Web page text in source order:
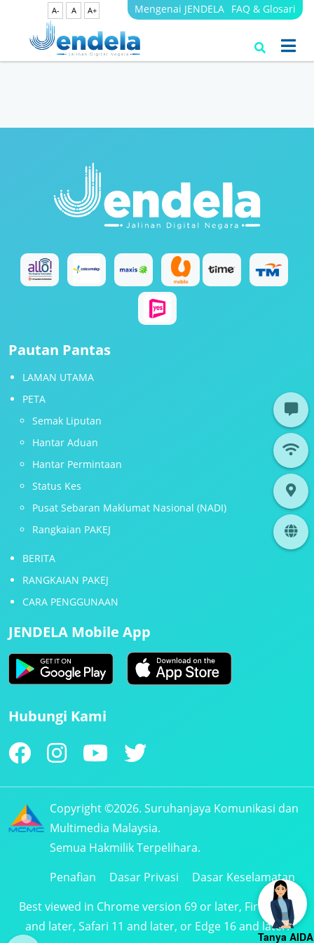
A- A A+ Mengenai JENDELA FAQ & Glosari
Search Results
Pautan Pantas
LAMAN UTAMA
PETA
Semak Liputan
Hantar Aduan
Hantar Permintaan
Status Kes
Pusat Sebaran Maklumat Nasional (NADI)
Rangkaian PAKEJ
BERITA
RANGKAIAN PAKEJ
CARA PENGGUNAAN
JENDELA Mobile App
Hubungi Kami
Copyright ©2026. Suruhanjaya Komunikasi dan
Multimedia Malaysia.
Semua Hakmilik Terpelihara.
Penafian
Dasar Privasi
Dasar Keselamatan
Best viewed in Chrome version 69 or later, Firefox 61
and later, Safari 11 and later, or Edge 16 and later.